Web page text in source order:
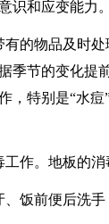
识和应变能力。
的物品及时
季节的变化提
，特别是“水
作。地板的消
饭前便后洗手